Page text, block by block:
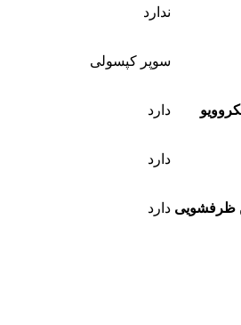
ندارد
سوپر کپسولی
دارد
دارد
ظرفشویی دارد